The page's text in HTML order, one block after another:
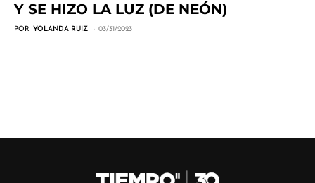
Y SE HIZO LA LUZ (DE NEÓN)
POR YOLANDA RUIZ 03/31/2023